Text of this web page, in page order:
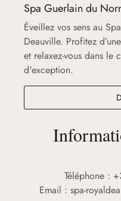
Spa Guerlain du
Éveillez vos sens au
Deauville. Profitez
et relaxez-vous dans le
d'exception.
Téléphone :
Email : spa-